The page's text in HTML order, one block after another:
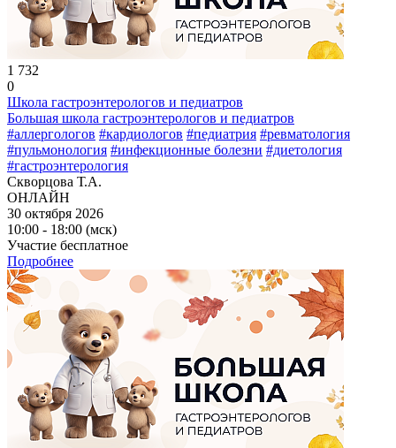
1 732
0
Школа гастроэнтерологов и педиатров
Большая школа гастроэнтерологов и педиатров
#аллергологов #кардиологов #педиатрия #ревматология
#пульмонология #инфекционные болезни #диетология
#гастроэнтерология
Скворцова Т.А.
ОНЛАЙН
30 октября 2026
10:00 - 18:00 (мск)
Участие бесплатное
Подробнее